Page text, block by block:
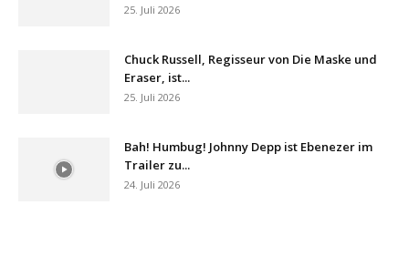
25. Juli 2026
Chuck Russell, Regisseur von Die Maske und
Eraser, ist...
25. Juli 2026
Bah! Humbug! Johnny Depp ist Ebenezer im
Trailer zu...
24. Juli 2026